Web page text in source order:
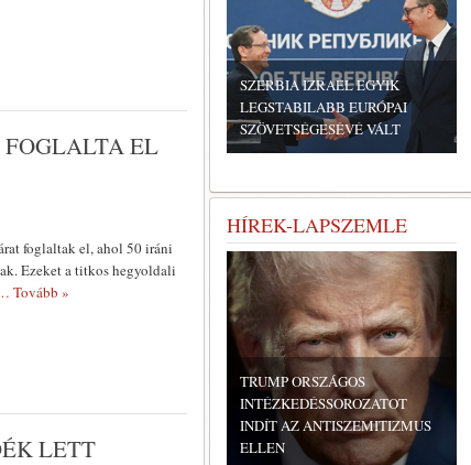
EL
foglaltak el, ahol 50 iráni
Ezeket a titkos hegyoldali
Tovább »
LETT
SZERBIA IZRAEL EGYIK
LEGSTABILABB EURÓPAI
SZÖVETSÉGESÉVÉ VÁLT
HÍREK-LAPSZEMLE
INTÉZKEDÉSSOROZATOT
INDÍT AZ ANTISZEMITIZMUS
HETVEN ÉV
ALÓL KERÜLT
NAGY